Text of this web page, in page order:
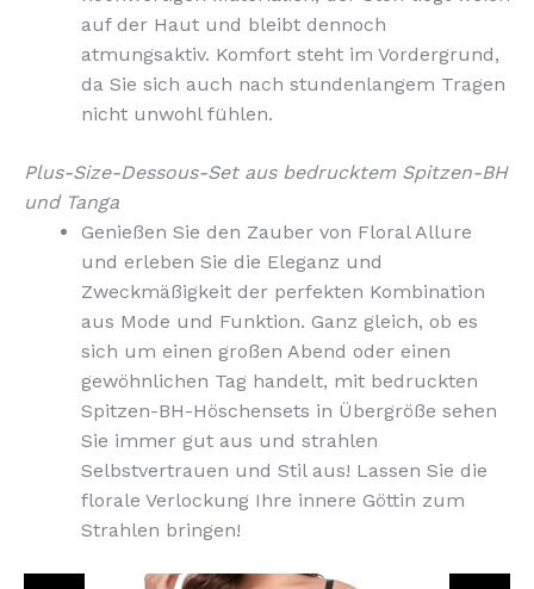
auf der Haut und bleibt dennoch
atmungsaktiv. Komfort steht im Vordergrund,
da Sie sich auch nach stundenlangem Tragen
nicht unwohl fühlen.
Plus-Size-Dessous-Set aus bedrucktem Spitzen-BH
und Tanga
Genießen Sie den Zauber von Floral Allure
und erleben Sie die Eleganz und
Zweckmäßigkeit der perfekten Kombination
aus Mode und Funktion. Ganz gleich, ob es
sich um einen großen Abend oder einen
gewöhnlichen Tag handelt, mit bedruckten
Spitzen-BH-Höschensets in Übergröße sehen
Sie immer gut aus und strahlen
Selbstvertrauen und Stil aus! Lassen Sie die
florale Verlockung Ihre innere Göttin zum
Strahlen bringen!